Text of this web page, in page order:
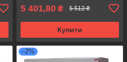
5 401,80 ₴ 5 512 ₴
Купити
–2%